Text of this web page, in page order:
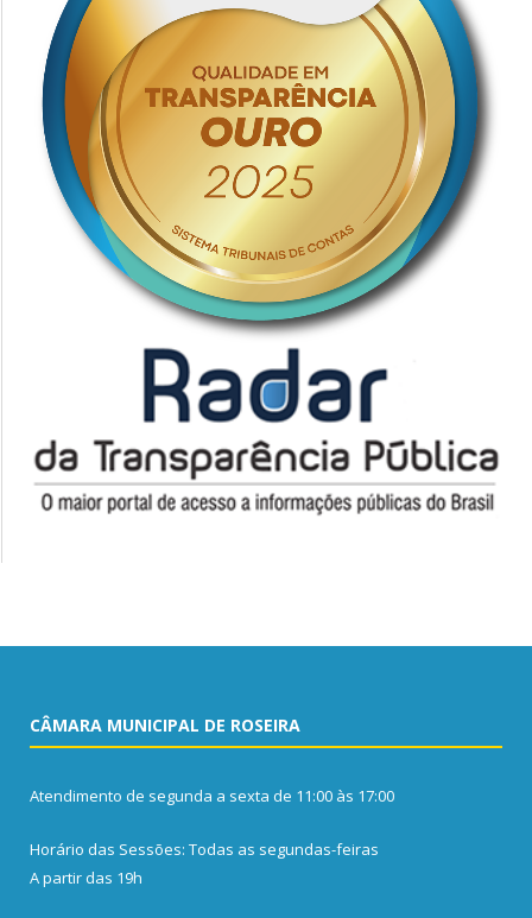
CÂMARA MUNICIPAL DE ROSEIRA
Atendimento de segunda a sexta de 11:00 às 17:00
Horário das Sessões: Todas as segundas-feiras
A partir das 19h